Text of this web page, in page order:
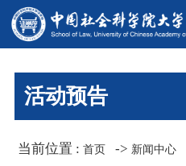
活动预告
当前位置 :首页 -> 新闻中心